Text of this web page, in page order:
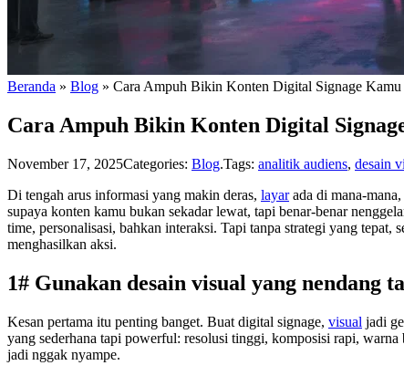
Beranda » Blog » Cara Ampuh Bikin Konten Digital Signage Kamu
Cara Ampuh Bikin Konten Digital
November 17, 2025Categories: Blog.Tags: analitik audiens, desain
Di tengah arus informasi yang makin deras, layarada di mana-
supaya konten kamu bukan sekadar lewat, tapi benar-benar
time, personalisasi, bahkan interaksi. Tapi tanpa strategi yang
menghasilkan aksi.
1# Gunakan desain visual yang nendang
Kesan pertama itu penting banget. Buat digital signage, visual jadi
yang sederhana tapi powerful: resolusi tinggi, komposisi rapi, warna
jadi nggak nyampe.